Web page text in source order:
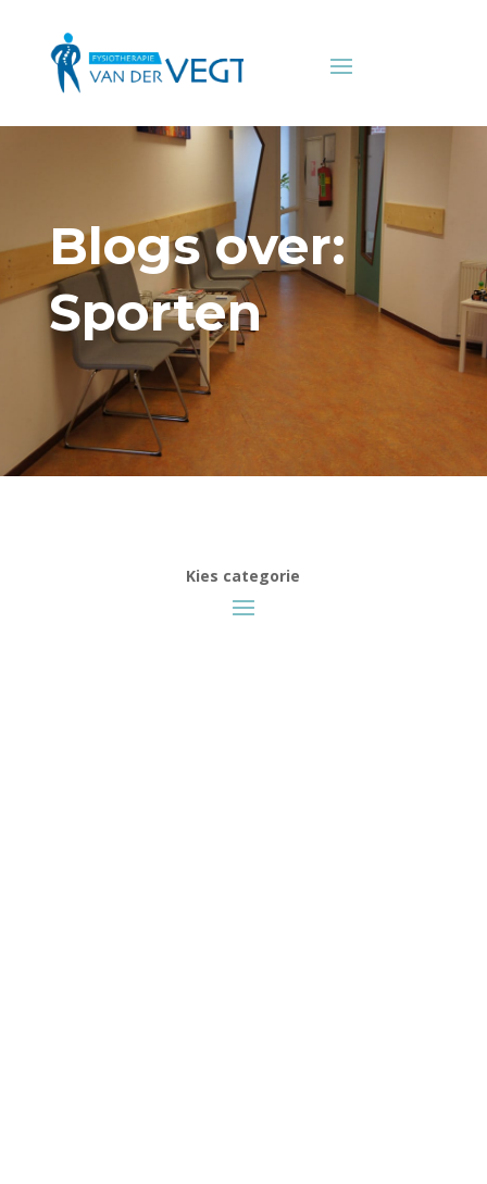
Blogs over:
Sporten
Kies categorie